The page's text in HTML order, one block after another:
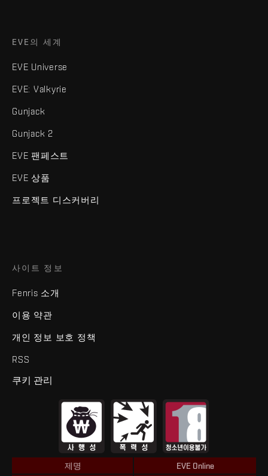
EVE의 세계
EVE Universe
EVE: Valkyrie
Gunjack
Gunjack 2
EVE 팬페스트
EVE 상품
프로젝트 디스커버리
사이트 정보
Fenris 소개
이용 약관
개인 정보 보호 정책
RSS
쿠키 관리
제명 EVE Online